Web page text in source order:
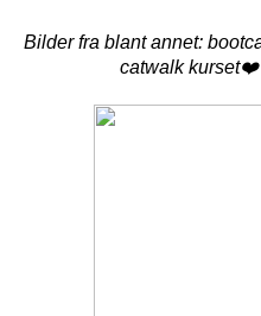
Bilder fra blant annet:
catwalk kurset❤️